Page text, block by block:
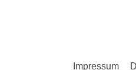
Impressum